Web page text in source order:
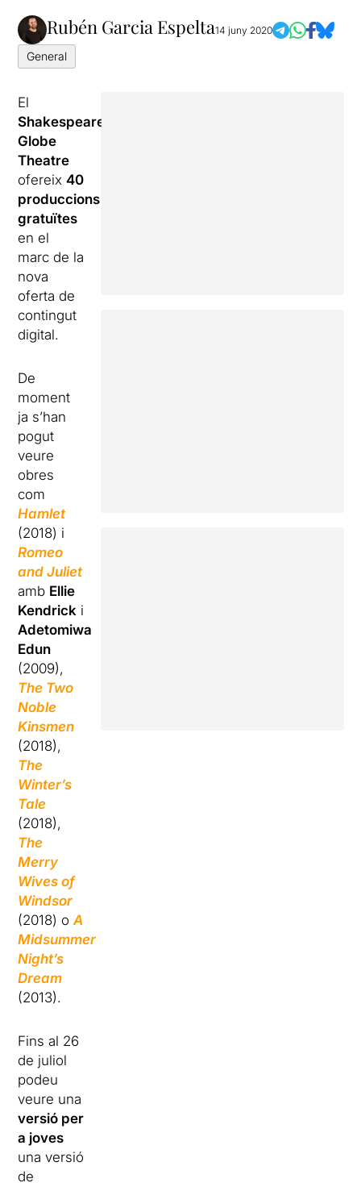
Rubén Garcia Espelta14 juny 2020
General
El
Shakespeare’s
Globe
Theatre
ofereix40
produccions
gratuïtes
en el
marc de la
nova
oferta de
contingut
digital.
De
moment
ja s’han
pogut
veure
obres
com
Hamlet
(2018) i
Romeo
and Juliet
amb Ellie
Kendrick i
Adetomiwa
Edun
(2009),
The Two
Noble
Kinsmen
(2018),
The
Winter’s
Tale
(2018),
The
Merry
Wives of
Windsor
(2018) oA
Midsummer
Night’s
Dream
(2013).
Fins al 26
de juliol
podeu
veure una
versió per
a joves
una versió
de